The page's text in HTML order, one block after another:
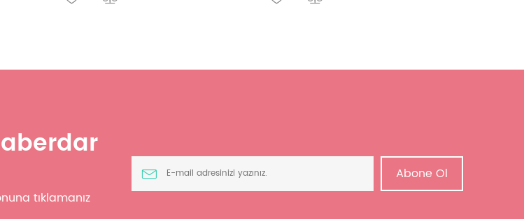
tıklamanız
Abone Ol